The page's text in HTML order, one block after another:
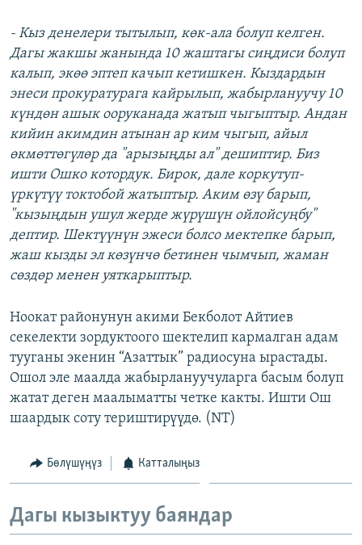
- Кыз денелери тытылып, көк-ала болуп келген.
Дагы жакшы жанында 10 жаштагы сиңдиси болуп
калып, экөө эптеп качып кетишкен. Кыздардын
энеси прокуратурага кайрылып, жабырлануучу 10
күндөн ашык ооруканада жатып чыгыптыр. Андан
кийин акимдин атынан ар ким чыгып, айыл
өкмөттөгүлөр да "арызыңды ал" дешиптир. Биз
ишти Ошко котордук. Бирок, дале коркутуп-
үркүтүү токтобой жатыптыр. Аким өзү барып,
"кызыңдын ушул жерде жүрүшүн ойлойсуңбу"
дептир. Шектүүнүн эжеси болсо мектепке барып,
жаш кызды эл көзүнчө бетинен чымчып, жаман
сөздөр менен уяткарыптыр.
Ноокат районунун акими Бекболот Айтиев
секелекти зордуктоого шектелип кармалган адам
тууганы экенин “Азаттык” радиосуна ырастады.
Ошол эле маалда жабырлануучуларга басым болуп
жатат деген маалыматты четке какты. Ишти Ош
шаардык соту териштирүүдө. (NT)
Бөлүшүңүз Катталыңыз
Дагы кызыктуу баяндар